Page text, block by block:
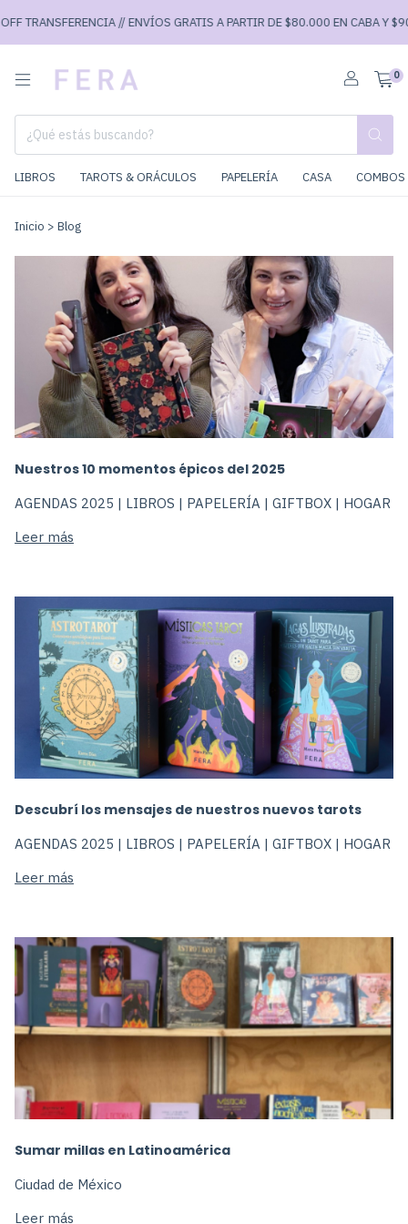
// ENVÍOS GRATIS A PARTIR DE $80.000 EN CABA Y
0
LIBROS TAROTS & ORÁCULOS PAPELERÍA CASA
Inicio > Blog
Nuestros 10 momentos épicos del 2025
AGENDAS 2025 | LIBROS | PAPELERÍA | GIFTBOX | HOGAR
Leer más
Descubrí los mensajes de nuestros nuevos tarots
AGENDAS 2025 | LIBROS | PAPELERÍA | GIFTBOX | HOGAR
Leer más
Sumar millas en Latinoamérica
Ciudad de México
Leer más